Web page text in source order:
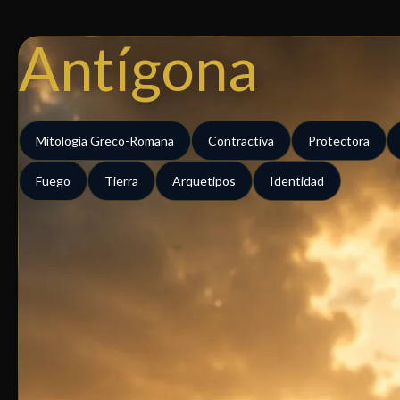
contenido
Antígona
Mitología Greco-Romana Contractiva Protectora
Fuego Tierra Arquetipos Identidad